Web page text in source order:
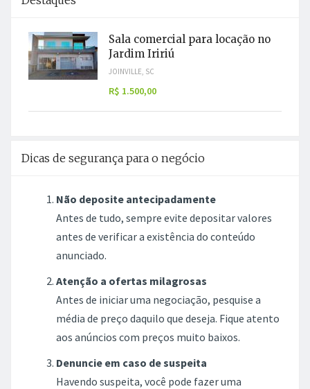
Sala comercial para locação no
Jardim Iririú
JOINVILLE, SC
R$ 1.500,00
Dicas de segurança para o negócio
Não deposite antecipadamente
Antes de tudo, sempre evite depositar valores
antes de verificar a existência do conteúdo
anunciado.
Atenção a ofertas milagrosas
Antes de iniciar uma negociação, pesquise a
média de preço daquilo que deseja. Fique atento
aos anúncios com preços muito baixos.
Denuncie em caso de suspeita
Havendo suspeita, você pode fazer uma